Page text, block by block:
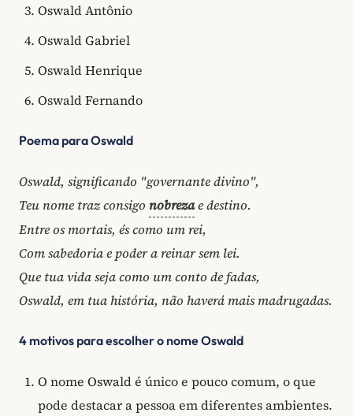
Oswald Antônio
Oswald Gabriel
Oswald Henrique
Oswald Fernando
Poema para Oswald
Oswald, significando "governante divino",
Teu nome traz consigo nobrezae destino.
Entre os mortais, és como um rei,
Com sabedoria e poder a reinar sem lei.
Que tua vida seja como um conto de fadas,
Oswald, em tua história, não haverá mais madrugadas.
4 motivos para escolher o nome Oswald
O nome Oswald é único e pouco comum, o que
pode destacar a pessoa em diferentes ambientes.